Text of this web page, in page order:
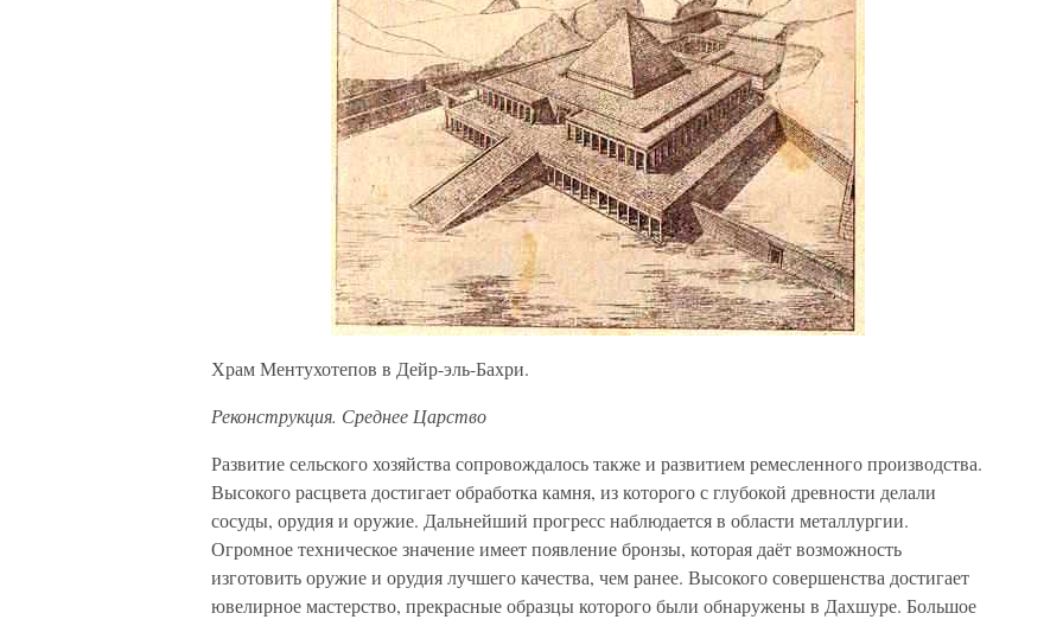
Храм Ментухотепов в Дейр-эль-Бахри.
Реконструкция. Среднее Царство
Развитие сельского хозяйства сопровождалось также и развитием ремесленного производства.
Высокого расцвета достигает обработка камня, из которого с глубокой древности делали
сосуды, орудия и оружие. Дальнейший прогресс наблюдается в области металлургии.
Огромное техническое значение имеет появление бронзы, которая даёт возможность
изготовить оружие и орудия лучшего качества, чем ранее. Высокого совершенства достигает
ювелирное мастерство, прекрасные образцы которого были обнаружены в Дахшуре. Большое